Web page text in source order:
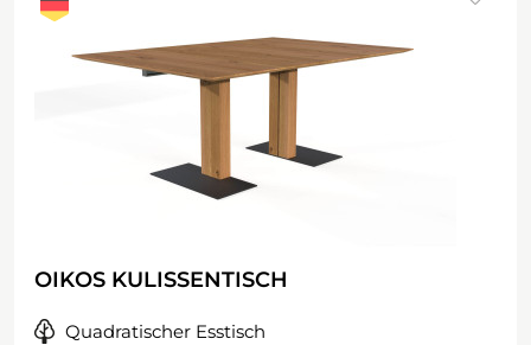
OIKOS KULISSENTISCH
Quadratischer Esstisch